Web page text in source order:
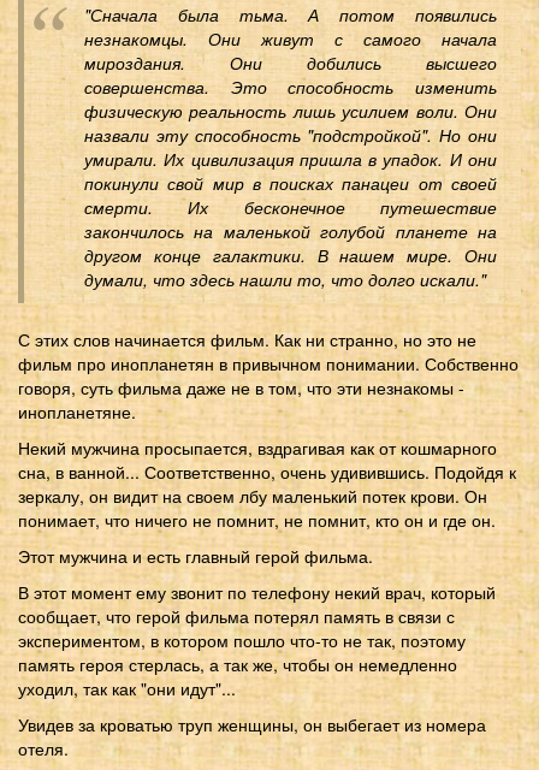
"Сначала была тьма. А потом появились
незнакомцы. Они живут с самого начала
мироздания. Они добились высшего
совершенства. Это способность изменить
физическую реальность лишь усилием воли. Они
назвали эту способность "подстройкой". Но они
умирали. Их цивилизация пришла в упадок. И они
покинули свой мир в поисках панацеи от своей
смерти. Их бесконечное путешествие
закончилось на маленькой голубой планете на
другом конце галактики. В нашем мире. Они
думали, что здесь нашли то, что долго искали."
С этих слов начинается фильм. Как ни странно, но это не
фильм про инопланетян в привычном понимании. Собственно
говоря, суть фильма даже не в том, что эти незнакомы -
инопланетяне.
Некий мужчина просыпается, вздрагивая как от кошмарного
сна, в ванной... Соответственно, очень удивившись. Подойдя к
зеркалу, он видит на своем лбу маленький потек крови. Он
понимает, что ничего не помнит, не помнит, кто он и где он.
Этот мужчина и есть главный герой фильма.
В этот момент ему звонит по телефону некий врач, который
сообщает, что герой фильма потерял память в связи с
экспериментом, в котором пошло что-то не так, поэтому
память героя стерлась, а так же, чтобы он немедленно
уходил, так как "они идут"...
Увидев за кроватью труп женщины, он выбегает из номера
отеля.